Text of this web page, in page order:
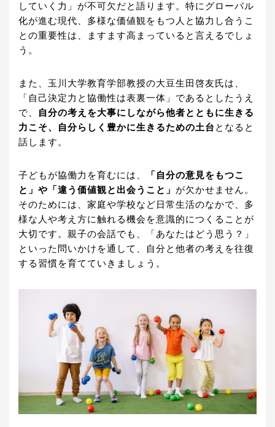
していく力」が不可欠だと語ります。特にグローバル
化が進む現代、多様な価値観をもつ人と協力し合うこ
との重要性は、ますます高まっていると言えるでしょ
う。
また、玉川大学教育学部教授の大豆生田啓友氏は、
「自己決定力と協働性は表裏一体」であるとしたうえ
で、
自分の考えを大事にしながら他者とともに生きる
力こそ、自分らしく豊かに生きるための土台 となると
話します。
子どもが協働力を育むには、
「自分の意見をもつこ
と」や「違う価値観と出会うこと」 が欠かせません。
そのためには、家庭や学校など日常生活のなかで、多
様な人や考え方に触れる機会を意識的につくることが
大切です。親子の会話でも、「あなたはどう思う？」
といった問いかけを通して、自分と他者の考えを往復
する習慣を育てていきましょう。